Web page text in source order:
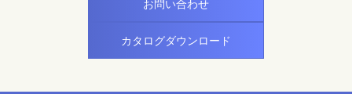
お問い合わせ
カタログダウンロード